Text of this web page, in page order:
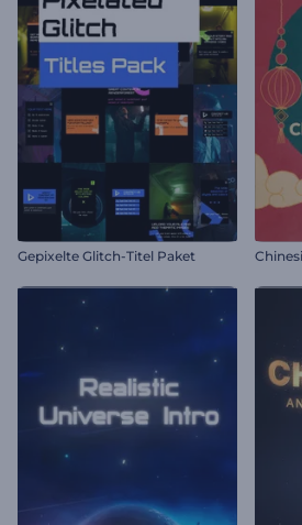
Gepixelte Glitch-Titel Paket